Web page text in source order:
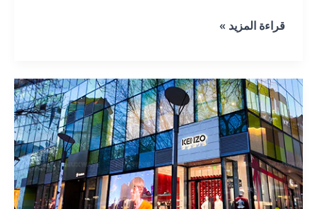
السلس من تأثير العلامة التجارية دون المساس بالتكامل
لوحات
تحول
واجهة
متجر
فالابيلا
بشاشة
عرض
غير
مرئية
عالية
الوضوح
قراءة المزيد »